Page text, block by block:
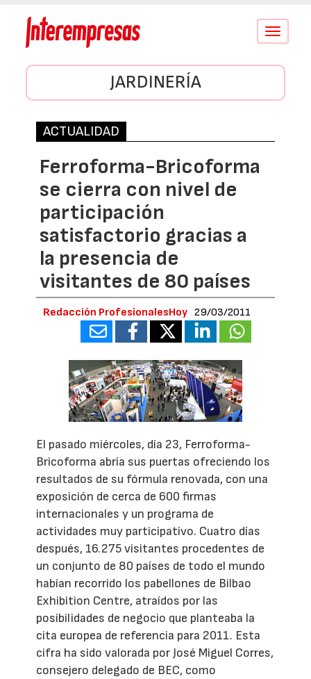
Conmutar
JARDINERÍA
ACTUALIDAD
Ferroforma-Bricoforma
se cierra con nivel de
participación
satisfactorio gracias a
la presencia de
visitantes de 80 países
Redacción ProfesionalesHoy 29/03/2011
El pasado miércoles, día 23, Ferroforma-
Bricoforma abría sus puertas ofreciendo los
resultados de su fórmula renovada, con una
exposición de cerca de 600 firmas
internacionales y un programa de
actividades muy participativo. Cuatro días
después, 16.275 visitantes procedentes de
un conjunto de 80 países de todo el mundo
habían recorrido los pabellones de Bilbao
Exhibition Centre, atraídos por las
posibilidades de negocio que planteaba la
cita europea de referencia para 2011. Esta
cifra ha sido valorada por José Miguel Corres,
consejero delegado de BEC, como